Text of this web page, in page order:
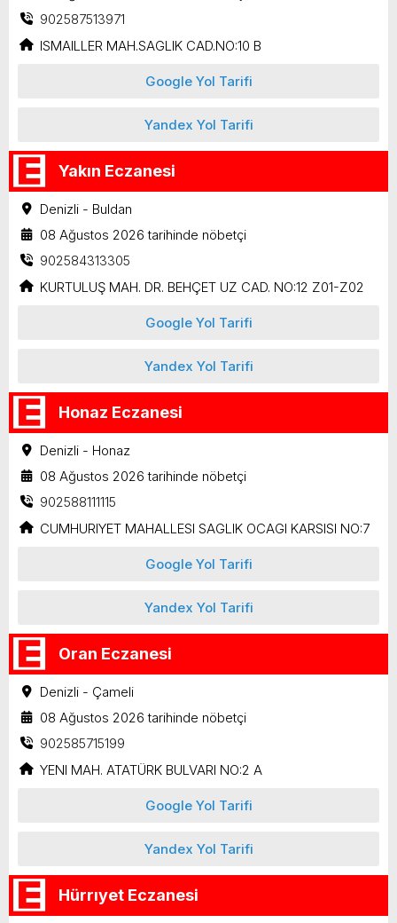
902587513971
ISMAILLER MAH.SAGLIK CAD.NO:10 B
Google Yol Tarifi
Yandex Yol Tarifi
Yakın Eczanesi
Denizli - Buldan
08 Ağustos 2026 tarihinde nöbetçi
902584313305
KURTULUŞ MAH. DR. BEHÇET UZ CAD. NO:12 Z01-Z02
Google Yol Tarifi
Yandex Yol Tarifi
Honaz Eczanesi
Denizli - Honaz
08 Ağustos 2026 tarihinde nöbetçi
902588111115
CUMHURIYET MAHALLESI SAGLIK OCAGI KARSISI NO:7
Google Yol Tarifi
Yandex Yol Tarifi
Oran Eczanesi
Denizli - Çameli
08 Ağustos 2026 tarihinde nöbetçi
902585715199
YENI MAH. ATATÜRK BULVARI NO:2 A
Google Yol Tarifi
Yandex Yol Tarifi
Hürrıyet Eczanesi